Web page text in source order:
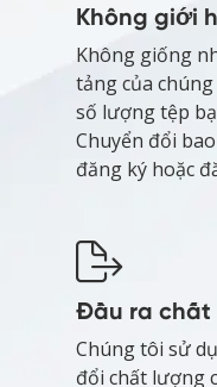
Không giới
Không giống
tảng của
số lượng tệp
Chuyển đổi
đăng ký hoặc
Đầu ra
Chúng tôi sử
đổi chất lượng